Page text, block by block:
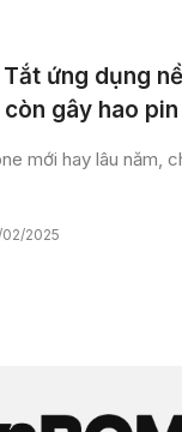
ứng dụng
gây hao
mới hay lâu năm,
2025